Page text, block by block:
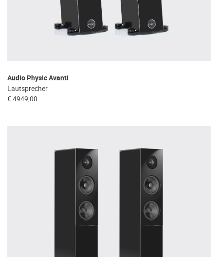
Audio Physic Avanti
Lautsprecher
€ 4949,00